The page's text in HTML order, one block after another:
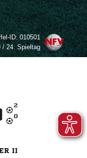
ID:010501
/ 24. Spieltag


II